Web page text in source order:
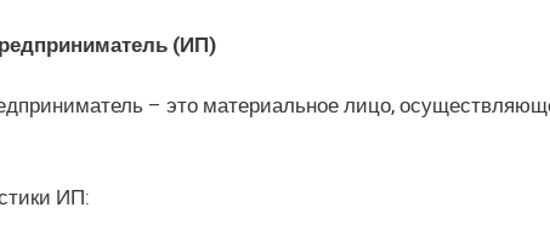
(ИП)
– это материальное лицо,
ИП: